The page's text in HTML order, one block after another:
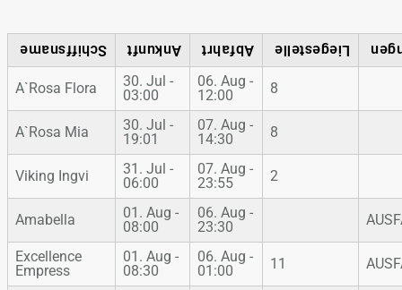
Schiffsname Ankunft Abfahrt Liegestelle
A`Rosa Flora
30. Jul -
03:00
06. Aug -
12:00
8
A`Rosa Mia
30. Jul -
19:01
07. Aug -
14:30
8
Viking Ingvi
31. Jul -
06:00
07. Aug -
23:55
2
Amabella
01. Aug -
08:00
06. Aug -
23:30
Excellence
Empress
01. Aug -
08:30
06. Aug -
01:00
11